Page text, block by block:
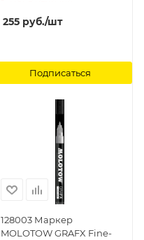
255 руб./шт
Подписаться
128003 Маркер
MOLOTOW GRAFX Fine-